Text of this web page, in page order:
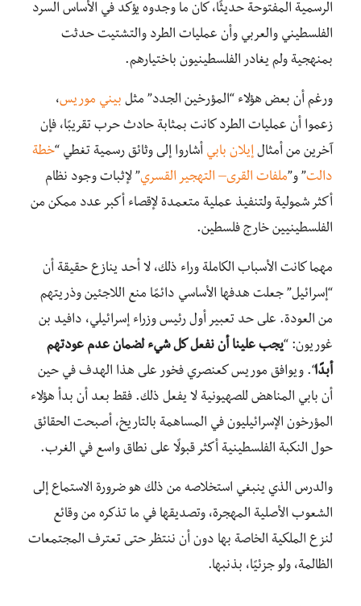
الرسمية المفتوحة حديثًا، كان ما وجدوه يؤكد في الأساس السرد
الفلسطيني والعربي وأن عمليات الطرد والتشتيت حدثت
بمنهجية ولم يغادر الفلسطينيون باختيارهم.
ورغم أن بعض هؤلاء “المؤرخين الجدد” مثل بيني موريس،
زعموا أن عمليات الطرد كانت بمثابة حادث حرب تقريبًا، فإن
آخرين من أمثال إيلان بابي أشاروا إلى وثائق رسمية تغطي “خطة
دالت” و”ملفات القرى– التهجير القسري” لإثبات وجود نظام
أكثر شمولية ولتنفيذ عملية متعمدة لإقصاء أكبر عدد ممكن من
الفلسطينيين خارج فلسطين.
مهما كانت الأسباب الكاملة وراء ذلك، لا أحد ينازع حقيقة أن
“إسرائيل” جعلت هدفها الأساسي دائمًا منع اللاجئين وذريتهم
من العودة. على حد تعبير أول رئيس وزراء إسرائيلي، دافيد بن
غوريون: “يجب علينا أن نفعل كل شيء لضمان عدم عودتهم
أبدًا“. ويوافق موريس كعنصري فخور على هذا الهدف في حين
أن بابي المناهض للصهيونية لا يفعل ذلك. فقط بعد أن بدأ هؤلاء
المؤرخون الإسرائيليون في المساهمة بالتاريخ، أصبحت الحقائق
حول النكبة الفلسطينية أكثر قبولًا على نطاق واسع في الغرب.
والدرس الذي ينبغي استخلاصه من ذلك هو ضرورة الاستماع إلى
الشعوب الأصلية المهجرة، وتصديقها في ما تذكره من وقائع
لنزع الملكية الخاصة بها دون أن ننتظر حتى تعترف المجتمعات
الظالمة، ولو جزئيًا، بذنبها.